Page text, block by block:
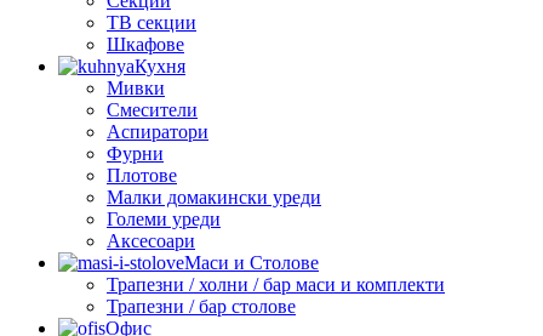
ТВ секции
Шкафове
Кухня
Мивки
Смесители
Аспиратори
Фурни
Плотове
Малки домакински уреди
Големи уреди
Аксесоари
Маси и Столове
Трапезни / холни / бар маси и комплекти
Трапезни / бар столове
Офис